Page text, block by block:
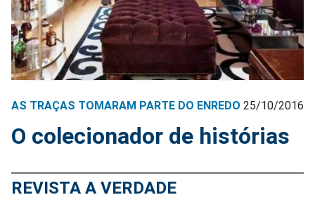
AS TRAÇAS TOMARAM PARTE DO ENREDO 25/10/2016
O colecionador de histórias
REVISTA A VERDADE